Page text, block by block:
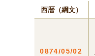
西暦（綱文）
0874/05/02